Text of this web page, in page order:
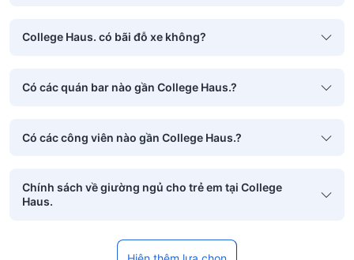
College Haus. có bãi đỗ xe không?
Có các quán bar nào gần College Haus.?
Có các công viên nào gần College Haus.?
Chính sách về giường ngủ cho trẻ em tại College
Haus.